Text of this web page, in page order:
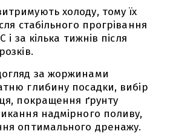
холоду, тому їх
стабільного прогрівання
і за кілька тижнів після
за жоржинами
глибину посадки, вибір
покращення ґрунту
надмірного поливу,
оптимального дренажу.